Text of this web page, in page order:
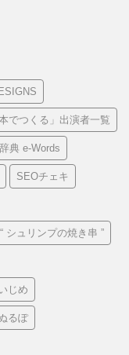
でつくる」出演者一覧
典 e-Words
SEOチェキ
“ シュリンプの焼き串 ”
じめ
るぽ